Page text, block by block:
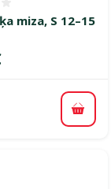
miza, S 12–15